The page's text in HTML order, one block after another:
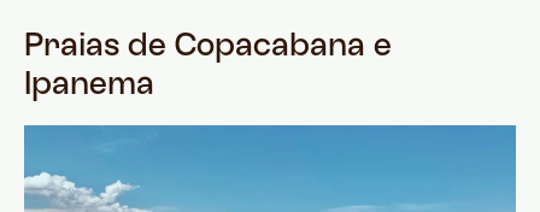
Praias de Copacabana e
Ipanema